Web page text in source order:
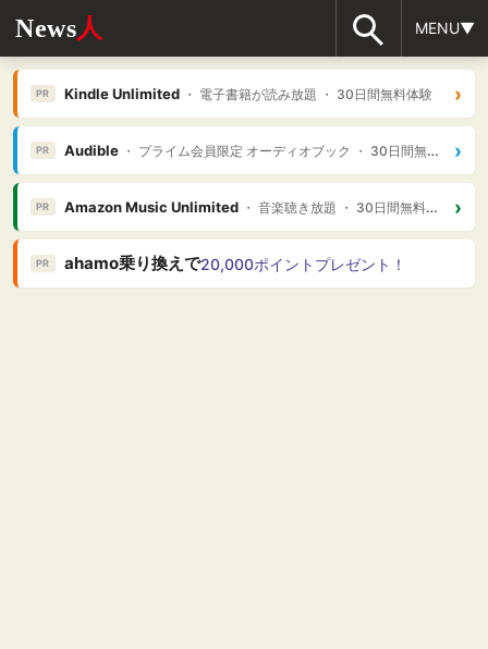
News人 MENU▼
PR Kindle Unlimited・ 電子書籍が読み放題 ・ 30日間無料体験 ›
PR Audible・ プライム会員限定 オーディオブック ・ 30日間無料体験 ›
PR Amazon Music Unlimited・ 音楽聴き放題 ・ 30日間無料体験 ›
PR ahamo乗り換えで20,000ポイントプレゼント！